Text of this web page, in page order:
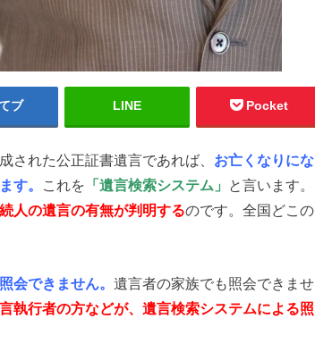
ブ LINE Pocket
された公正証書遺言であれば、 お亡くなりにな
す。
これを 「遺言検索システム」
と言います。
人の遺言の有無が判明するのです。全国どこの
会できません。 遺言者の家族でも照会できませ
執行者の方などが、遺言検索システムによる照